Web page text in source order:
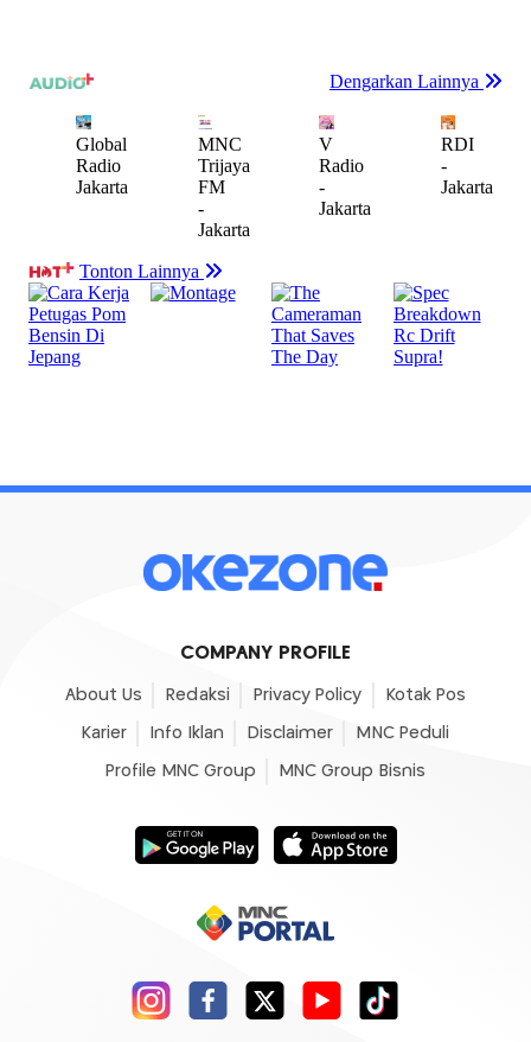
COMPANY PROFILE
About Us Redaksi Privacy Policy Kotak Pos
Karier Info Iklan Disclaimer MNC Peduli
Profile MNC Group MNC Group Bisnis